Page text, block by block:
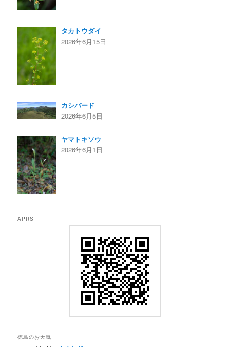
タカトウダイ
2026年6月15日
カシバード
2026年6月5日
ヤマトキソウ
2026年6月1日
APRS
徳島のお天気